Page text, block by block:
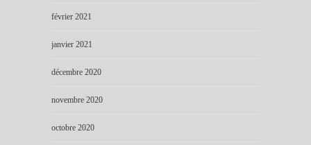
février 2021
janvier 2021
décembre 2020
novembre 2020
octobre 2020